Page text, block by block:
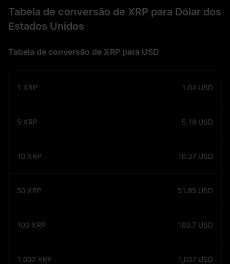
Tabela de conversão de XRP para Dólar dos
Estados Unidos
Tabela de conversão de XRP para USD
1 XRP 1.04 USD
5 XRP 5.18 USD
10 XRP 10.37 USD
50 XRP 51.85 USD
100 XRP 103.7 USD
1,000 XRP 1,037 USD